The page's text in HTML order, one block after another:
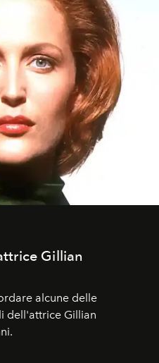
Gillian
alcune delle
dell'attrice Gillian